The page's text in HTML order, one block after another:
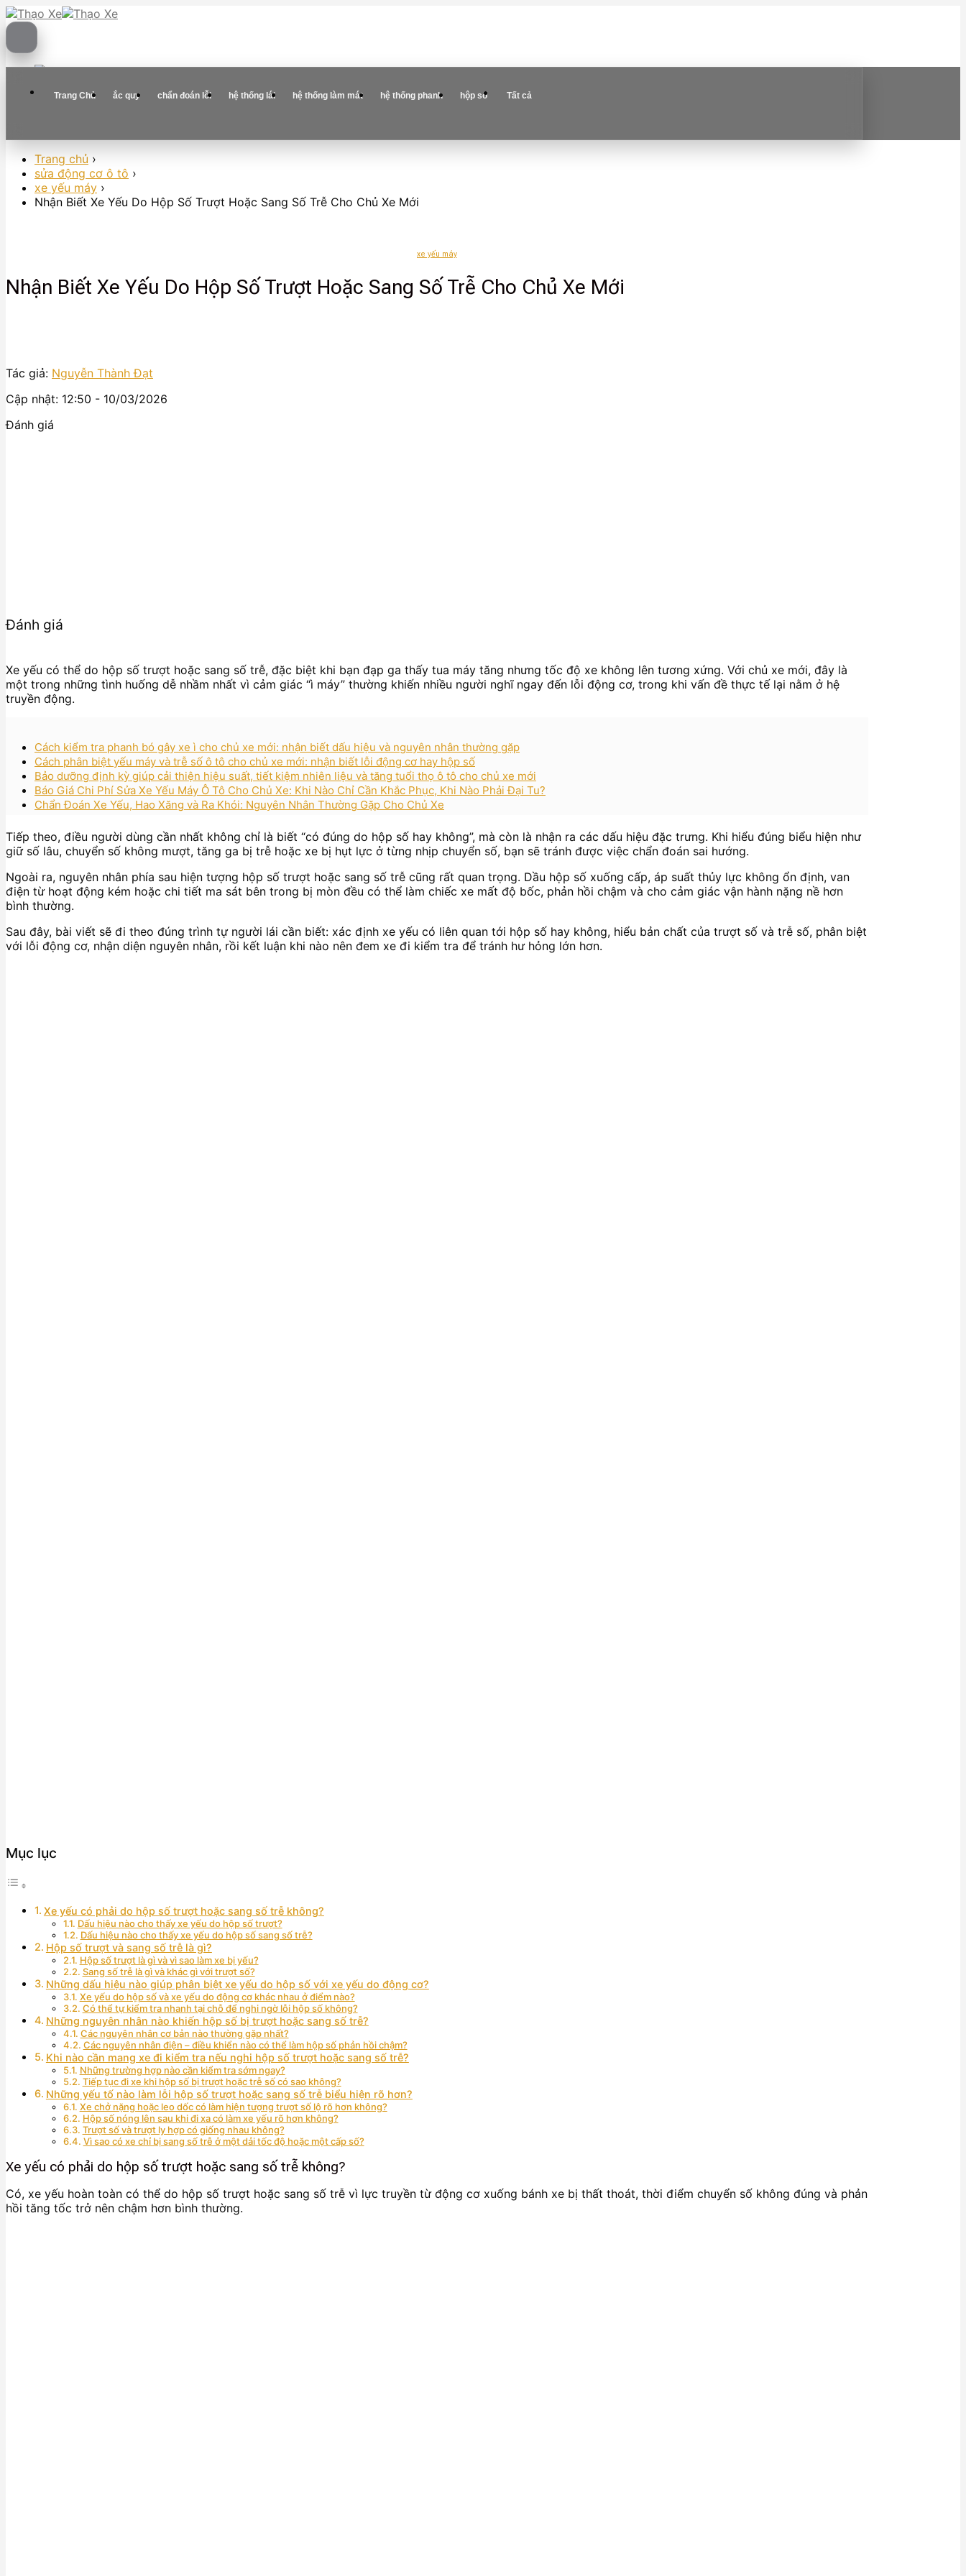
Skip
to
Trang Chủ ắc quy chẩn đoán lỗi hệ thống lái hệ thống làm mát hệ thống phanh hộp số Tất cả
Trang chủ ›
sửa động cơ ô tô ›
xe yếu máy ›
Nhận Biết Xe Yếu Do Hộp Số Trượt Hoặc Sang Số Trễ Cho Chủ Xe Mới
xe yếu máy
Nhận Biết Xe Yếu Do Hộp Số Trượt Hoặc Sang Số Trễ Cho Chủ Xe Mới
Tác giả: Nguyễn Thành Đạt
Cập nhật: 12:50 - 10/03/2026
Đánh giá
Đánh giá
Xe yếu có thể do hộp số trượt hoặc sang số trễ, đặc biệt khi bạn đạp ga thấy tua máy tăng nhưng tốc độ xe không lên tương xứng. Với chủ xe mới, đây là
một trong những tình huống dễ nhầm nhất vì cảm giác “ì máy” thường khiến nhiều người nghĩ ngay đến lỗi động cơ, trong khi vấn đề thực tế lại nằm ở hệ
truyền động.
Cách kiểm tra phanh bó gây xe ì cho chủ xe mới: nhận biết dấu hiệu và nguyên nhân thường gặp
Cách phân biệt yếu máy và trễ số ô tô cho chủ xe mới: nhận biết lỗi động cơ hay hộp số
Bảo dưỡng định kỳ giúp cải thiện hiệu suất, tiết kiệm nhiên liệu và tăng tuổi thọ ô tô cho chủ xe mới
Báo Giá Chi Phí Sửa Xe Yếu Máy Ô Tô Cho Chủ Xe: Khi Nào Chỉ Cần Khắc Phục, Khi Nào Phải Đại Tu?
Chẩn Đoán Xe Yếu, Hao Xăng và Ra Khói: Nguyên Nhân Thường Gặp Cho Chủ Xe
Tiếp theo, điều người dùng cần nhất không chỉ là biết “có đúng do hộp số hay không”, mà còn là nhận ra các dấu hiệu đặc trưng. Khi hiểu đúng biểu hiện như
giữ số lâu, chuyển số không mượt, tăng ga bị trễ hoặc xe bị hụt lực ở từng nhịp chuyển số, bạn sẽ tránh được việc chẩn đoán sai hướng.
Ngoài ra, nguyên nhân phía sau hiện tượng hộp số trượt hoặc sang số trễ cũng rất quan trọng. Dầu hộp số xuống cấp, áp suất thủy lực không ổn định, van
điện từ hoạt động kém hoặc chi tiết ma sát bên trong bị mòn đều có thể làm chiếc xe mất độ bốc, phản hồi chậm và cho cảm giác vận hành nặng nề hơn
bình thường.
Sau đây, bài viết sẽ đi theo đúng trình tự người lái cần biết: xác định xe yếu có liên quan tới hộp số hay không, hiểu bản chất của trượt số và trễ số, phân biệt
với lỗi động cơ, nhận diện nguyên nhân, rồi kết luận khi nào nên đem xe đi kiểm tra để tránh hư hỏng lớn hơn.
Mục lục
Xe yếu có phải do hộp số trượt hoặc sang số trễ không?
Dấu hiệu nào cho thấy xe yếu do hộp số trượt?
Dấu hiệu nào cho thấy xe yếu do hộp số sang số trễ?
Hộp số trượt và sang số trễ là gì?
Hộp số trượt là gì và vì sao làm xe bị yếu?
Sang số trễ là gì và khác gì với trượt số?
Những dấu hiệu nào giúp phân biệt xe yếu do hộp số với xe yếu do động cơ?
Xe yếu do hộp số và xe yếu do động cơ khác nhau ở điểm nào?
Có thể tự kiểm tra nhanh tại chỗ để nghi ngờ lỗi hộp số không?
Những nguyên nhân nào khiến hộp số bị trượt hoặc sang số trễ?
Các nguyên nhân cơ bản nào thường gặp nhất?
Các nguyên nhân điện – điều khiển nào có thể làm hộp số phản hồi chậm?
Khi nào cần mang xe đi kiểm tra nếu nghi hộp số trượt hoặc sang số trễ?
Những trường hợp nào cần kiểm tra sớm ngay?
Tiếp tục đi xe khi hộp số bị trượt hoặc trễ số có sao không?
Những yếu tố nào làm lỗi hộp số trượt hoặc sang số trễ biểu hiện rõ hơn?
Xe chở nặng hoặc leo dốc có làm hiện tượng trượt số lộ rõ hơn không?
Hộp số nóng lên sau khi đi xa có làm xe yếu rõ hơn không?
Trượt số và trượt ly hợp có giống nhau không?
Vì sao có xe chỉ bị sang số trễ ở một dải tốc độ hoặc một cấp số?
Xe yếu có phải do hộp số trượt hoặc sang số trễ không?
Có, xe yếu hoàn toàn có thể do hộp số trượt hoặc sang số trễ vì lực truyền từ động cơ xuống bánh xe bị thất thoát, thời điểm chuyển số không đúng và phản
hồi tăng tốc trở nên chậm hơn bình thường.